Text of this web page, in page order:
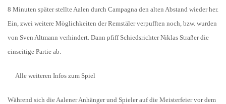
8 Minuten später stellte Aalen durch Campagna den alten Abstand wieder her.
Ein, zwei weitere Möglichkeiten der Remstäler verpufften noch, bzw. wurden
von Sven Altmann verhindert. Dann pfiff Schiedsrichter Niklas Straßer die
einseitige Partie ab.
Alle weiteren Infos zum Spiel
Während sich die Aalener Anhänger und Spieler auf die Meisterfeier vor dem